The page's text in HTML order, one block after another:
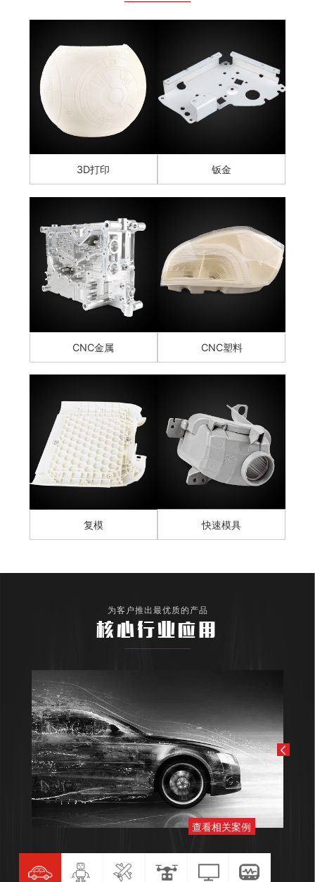
3D打印 钣金
CNC金属 CNC塑料
复模 快速模具
为客户推出最优质的产品
核心行业应用
查看相关案例